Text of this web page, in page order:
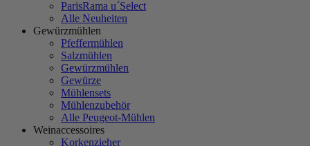
ParisRama u´Select
Alle Neuheiten
Gewürzmühlen
Pfeffermühlen
Salzmühlen
Gewürzmühlen
Gewürze
Mühlensets
Mühlenzubehör
Alle Peugeot-Mühlen
Weinaccessoires
Korkenzieher